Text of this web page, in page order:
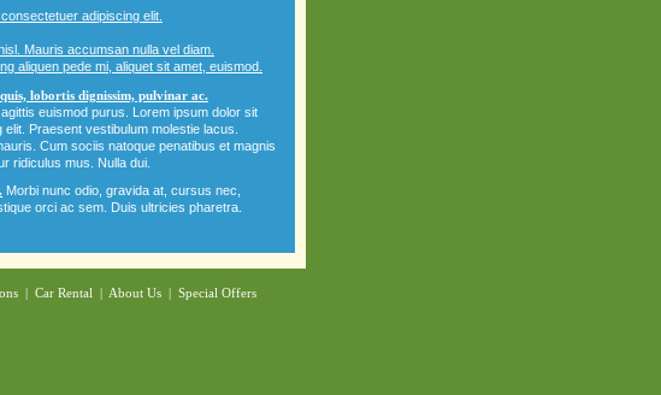
adipiscing elit.
Mauris accumsan nulla vel diam.
aliquen pede mi, aliquet sit amet, euismod.
lobortis dignissim, pulvinar ac.
euismod purus. Lorem ipsum dolor sit
Praesent vestibulum molestie lacus.
Cum sociis natoque penatibus et magnis
ridiculus mus. Nulla dui.
Morbi nunc odio, gravida at, cursus nec,
orci ac sem. Duis ultricies pharetra.
| Car Rental | About Us | Special Offers